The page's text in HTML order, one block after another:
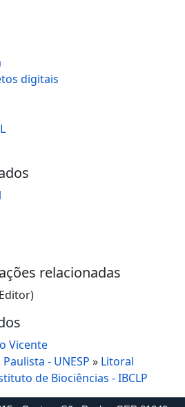
digitais
relacionadas
Vicente
- UNESP » Litoral
de Biociências - IBCLP